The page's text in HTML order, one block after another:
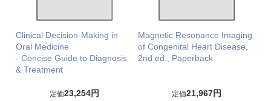
Clinical Decision-Making in
Oral Medicine
- Concise Guide to Diagnosis
& Treatment
定価23,254円
Magnetic Resonance Imaging
of Congenital Heart Disease,
2nd ed., Paperback
定価21,967円